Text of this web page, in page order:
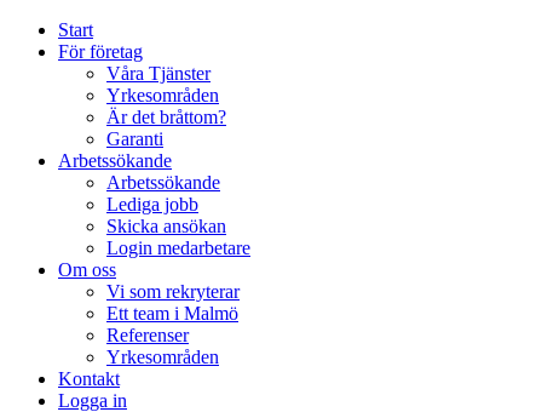
Start
För företag
Våra Tjänster
Yrkesområden
Är det bråttom?
Garanti
Arbetssökande
Arbetssökande
Lediga jobb
Skicka ansökan
Login medarbetare
Om oss
Vi som rekryterar
Ett team i Malmö
Referenser
Yrkesområden
Kontakt
Logga in